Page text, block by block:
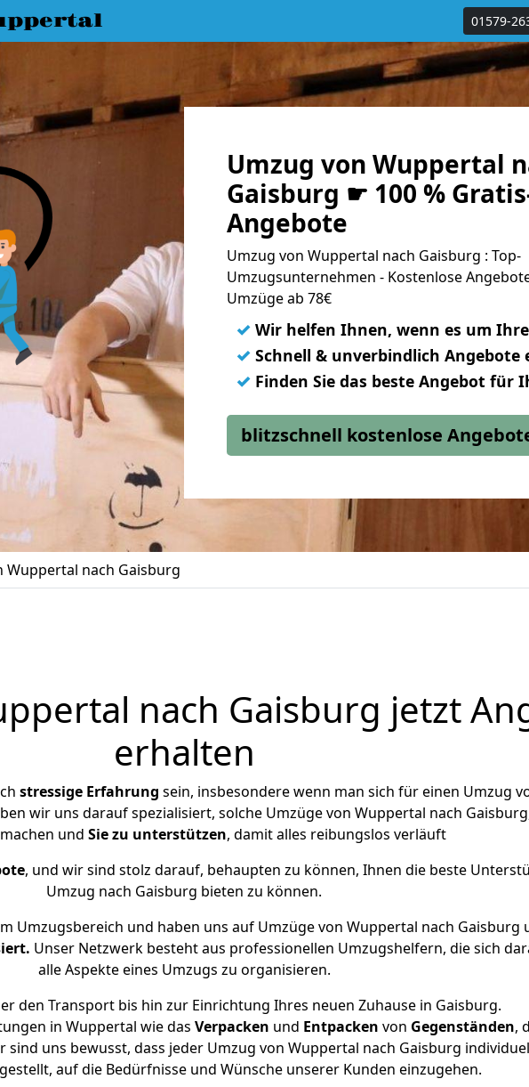
01579-
Umzug von Wuppertal
Gaisburg ☛ 100 %
Angebote
Umzug von Wuppertal nach Gaisburg : Top-
Umzugsunternehmen - Kostenlose
Umzüge ab 78€
✓ Wir helfen Ihnen, wenn es um
✓ Schnell & unverbindlich Angebote
✓ Finden Sie das beste Angebot für
blitzschnell kostenlose
Wuppertal nach Gaisburg
nach Gaisburg jetzt
erhalten
stressige Erfahrung sein, insbesondere wenn man sich für einen Umzug
wir uns darauf spezialisiert, solche Umzüge von Wuppertal nach
und Sie zu unterstützen, damit alles reibungslos verläuft
, und wir sind stolz darauf, behaupten zu können, Ihnen die beste
Umzug nach Gaisburg bieten zu können.
Umzugsbereich und haben uns auf Umzüge von Wuppertal nach Gaisburg
Unser Netzwerk besteht aus professionellen Umzugshelfern, die sich
alle Aspekte eines Umzugs zu organisieren.
den Transport bis hin zur Einrichtung Ihres neuen Zuhause in Gaisburg.
in Wuppertal wie das Verpacken und Entpacken von Gegenständen,
uns bewusst, dass jeder Umzug von Wuppertal nach Gaisburg
auf die Bedürfnisse und Wünsche unserer Kunden einzugehen.